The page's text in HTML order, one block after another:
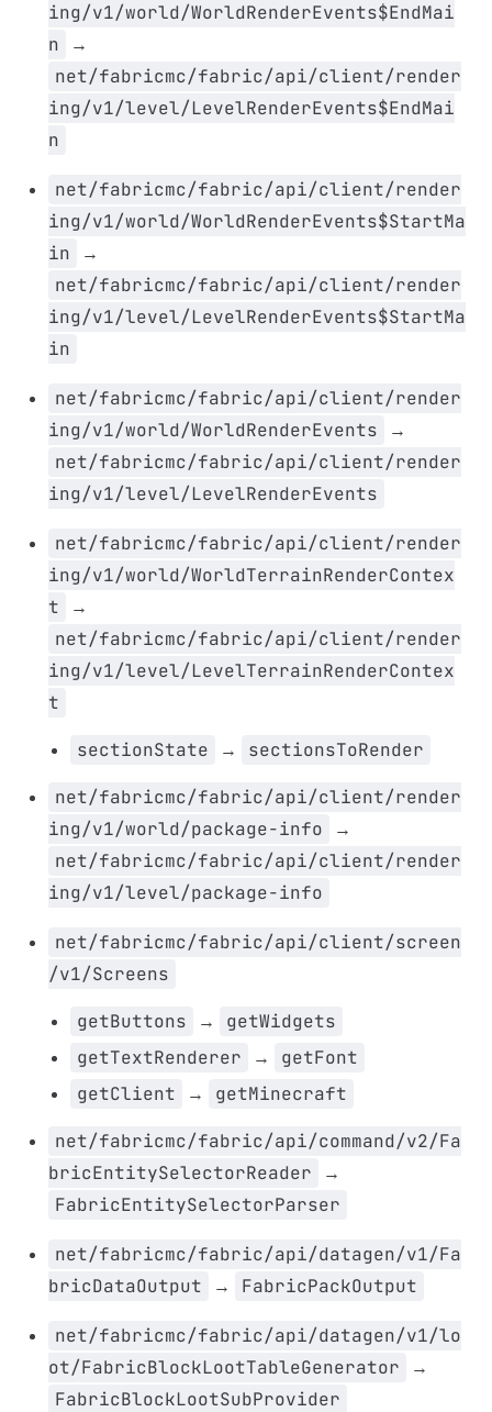
ing/v1/world/WorldRenderEvents$EndMai
n
→
net/fabricmc/fabric/api/client/render
ing/v1/level/LevelRenderEvents$EndMai
n
net/fabricmc/fabric/api/client/render
ing/v1/world/WorldRenderEvents$StartMa
in
→
net/fabricmc/fabric/api/client/render
ing/v1/level/LevelRenderEvents$StartMa
in
net/fabricmc/fabric/api/client/render
ing/v1/world/WorldRenderEvents
→
net/fabricmc/fabric/api/client/render
ing/v1/level/LevelRenderEvents
net/fabricmc/fabric/api/client/render
ing/v1/world/WorldTerrainRenderContex
t
→
net/fabricmc/fabric/api/client/render
ing/v1/level/LevelTerrainRenderContex
t
sectionState → sectionsToRender
net/fabricmc/fabric/api/client/render
ing/v1/world/package-info
→
net/fabricmc/fabric/api/client/render
ing/v1/level/package-info
net/fabricmc/fabric/api/client/screen
/v1/Screens
getButtons →
getWidgets
getTextRenderer
→
getFont
getClient
→ getMinecraft
net/fabricmc/fabric/api/command/v2/Fa
bricEntitySelectorReader
→
FabricEntitySelectorParser
net/fabricmc/fabric/api/datagen/v1/Fa
bricDataOutput
→ FabricPackOutput
net/fabricmc/fabric/api/datagen/v1/lo
ot/FabricBlockLootTableGenerator
→
FabricBlockLootSubProvider